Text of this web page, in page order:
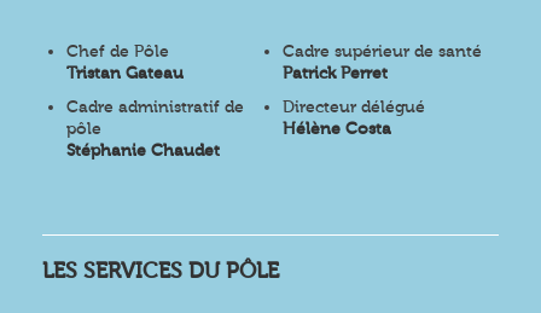
Chef de Pôle
Tristan Gateau
Cadre supérieur de santé
Patrick Perret
Cadre administratif de
pôle
Stéphanie Chaudet
Directeur délégué
Hélène Costa
LES SERVICES DU PÔLE